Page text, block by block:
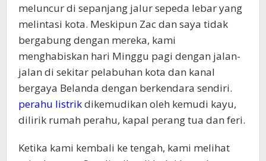
meluncur di sepanjang jalur sepeda lebar yang
melintasi kota. Meskipun Zac dan saya tidak
bergabung dengan mereka, kami
menghabiskan hari Minggu pagi dengan jalan-
jalan di sekitar pelabuhan kota dan kanal
bergaya Belanda dengan berkendara sendiri.
perahu listrikdikemudikan oleh kemudi kayu,
dilirik rumah perahu, kapal perang tua dan feri.
Ketika kami kembali ke tengah, kami melihat